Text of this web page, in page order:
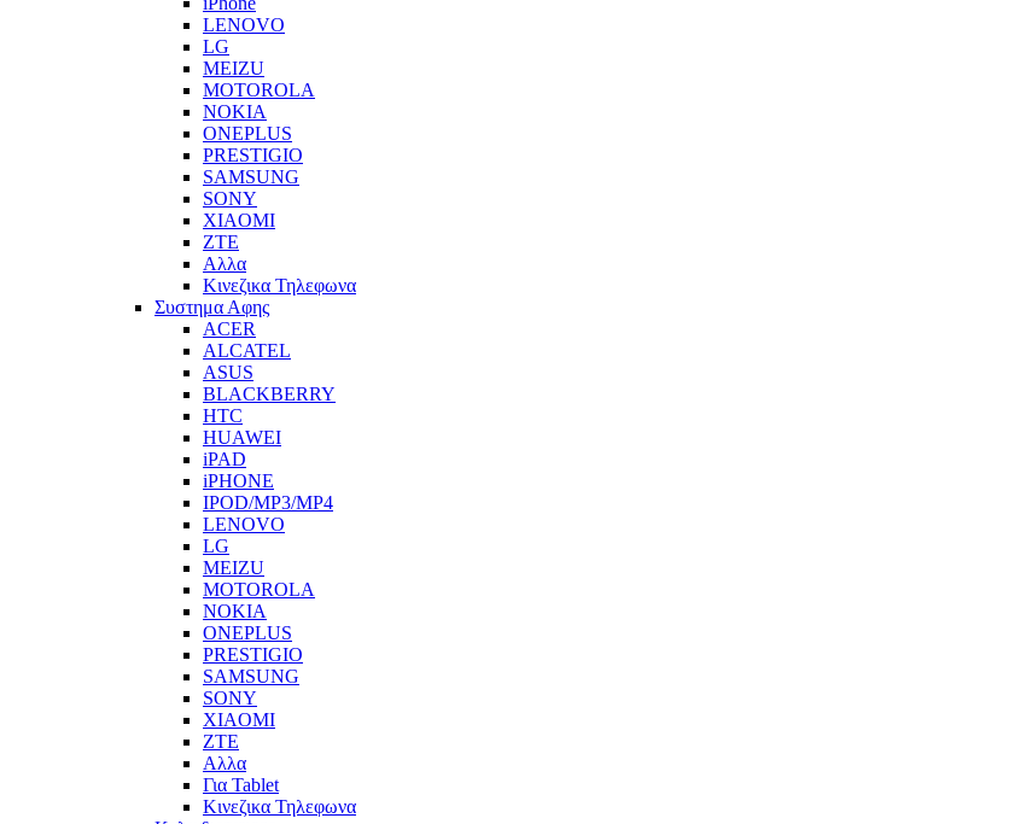
LENOVO
LG
MEIZU
MOTOROLA
NOKIA
ONEPLUS
PRESTIGIO
SAMSUNG
SONY
XIAOMI
ZTE
Αλλα
Κινεζικα Τηλεφωνα
Συστημα Αφης
ACER
ALCATEL
ASUS
BLACKBERRY
HTC
HUAWEI
iPAD
iPHONE
IPOD/MP3/MP4
LENOVO
LG
MEIZU
MOTOROLA
NOKIA
ONEPLUS
PRESTIGIO
SAMSUNG
SONY
XIAOMI
ZTE
Αλλα
Για Tablet
Κινεζικα Τηλεφωνα